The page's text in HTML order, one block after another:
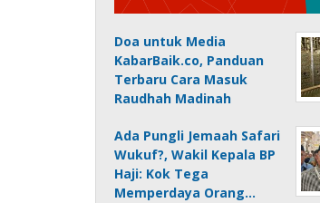
Doa untuk Media
KabarBaik.co, Panduan
Terbaru Cara Masuk
Raudhah Madinah
Ada Pungli Jemaah Safari
Wukuf?, Wakil Kepala BP
Haji: Kok Tega
Memperdaya Orang…